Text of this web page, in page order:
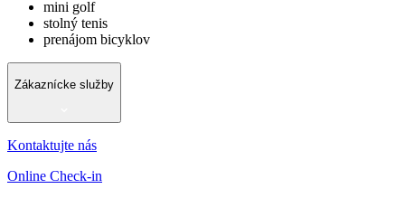
mini golf
stolný tenis
prenájom bicyklov
Zákaznícke služby
Kontaktujte nás
Online Check-in